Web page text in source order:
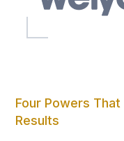
Four Powers
Results